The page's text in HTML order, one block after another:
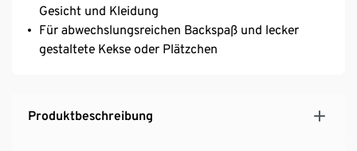
Gesicht und Kleidung
Für abwechslungsreichen Backspaß und lecker
gestaltete Kekse oder Plätzchen
Produktbeschreibung